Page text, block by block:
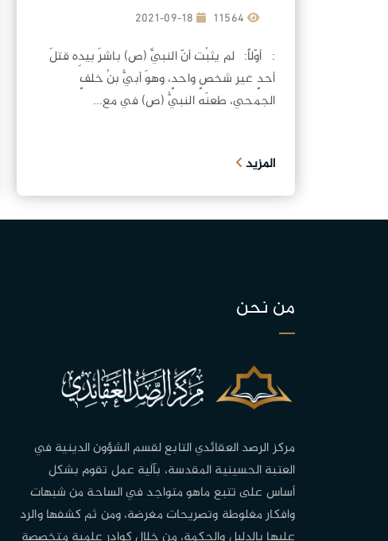
2021-09-18
: أوّلاً: لم يثبُت أنّ النبيَّ (ص) باشرَ بيدِه قتلَ
أحدٍ غير شخصٍ واحدٍ، وهوَ أبيُّ بنُ خلفٍ
الجمحي، طعنَه النبيُّ (ص) في مع...
المزيد
من نحن
مركز الرصد العقائدي التابع لقسم الشؤون الدينية في
العتبة الحسينية المقدسة، بآلية عمل تقوم بشكل
أساس على تتبع ماهو متواجد في الساحة من شبهات
وافكار مغلوطة وتصريحات مغرضة، ومن ثم كشفها والرد